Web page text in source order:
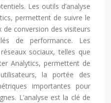
Les outils d’analyse
permettent de suivre le
conversion des visiteurs
de performance. Les
sociaux, telles que
Analytics, permettent de
la portée des
importantes pour
L’analyse est la clé de